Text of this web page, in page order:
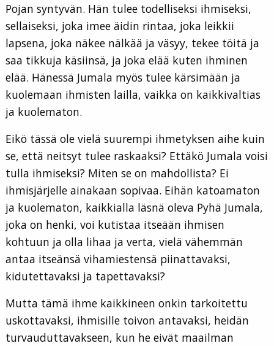
Pojan syntyvän. Hän tulee todelliseksi ihmiseksi,
sellaiseksi, joka imee äidin rintaa, joka leikkii
lapsena, joka näkee nälkää ja väsyy, tekee töitä ja
saa tikkuja käsiinsä, ja joka elää kuten ihminen
elää. Hänessä Jumala myös tulee kärsimään ja
kuolemaan ihmisten lailla, vaikka on kaikkivaltias
ja kuolematon.
Eikö tässä ole vielä suurempi ihmetyksen aihe kuin
se, että neitsyt tulee raskaaksi? Ettäkö Jumala voisi
tulla ihmiseksi? Miten se on mahdollista? Ei
ihmisjärjelle ainakaan sopivaa. Eihän katoamaton
ja kuolematon, kaikkialla läsnä oleva Pyhä Jumala,
joka on henki, voi kutistaa itseään ihmisen
kohtuun ja olla lihaa ja verta, vielä vähemmän
antaa itseänsä vihamiestensä piinattavaksi,
kidutettavaksi ja tapettavaksi?
Mutta tämä ihme kaikkineen onkin tarkoitettu
uskottavaksi, ihmisille toivon antavaksi, heidän
turvauduttavakseen, kun he eivät maailman